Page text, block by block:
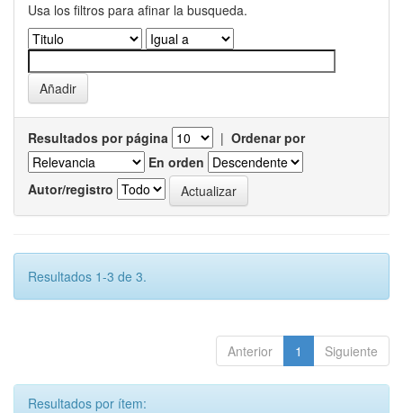
Usa los filtros para afinar la busqueda.
Resultados por página | Ordenar por
En orden
Autor/registro
Resultados 1-3 de 3.
Anterior 1 Siguiente
Resultados por ítem: